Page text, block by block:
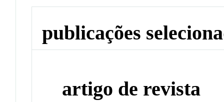
publicações
artigo de revista